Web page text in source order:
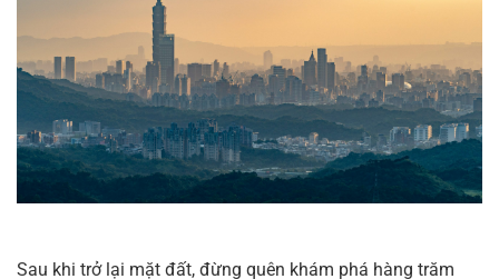
Sau khi trở lại mặt đất, đừng quên khám phá hàng trăm